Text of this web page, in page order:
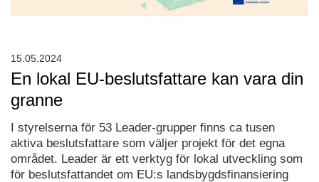
En lokal EU-beslutsfattare kan vara din
granne
I styrelserna för 53 Leader-grupper finns ca tusen
aktiva beslutsfattare som väljer projekt för det egna
området. Leader är ett verktyg för lokal utveckling som
för beslutsfattandet om EU:s landsbygdsfinansiering
15.05.2024